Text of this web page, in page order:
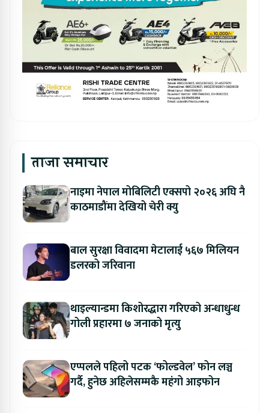
ताजा समाचार
नाइमा नेपाल मोबिलिटी एक्सपो २०२६ अघि नै
काठमाडौंमा देखियो चेरी क्यु
बाल सुरक्षा विवादमा मेटालाई ५६७ मिलियन
डलरको जरिवाना
थाइल्यान्डमा किशोरद्धारा गरिएको अन्धाधुन्ध
गोली प्रहारमा ७ जनाको मृत्यु
एप्पलले पहिलो पटक ‘फोल्डवेल’ फोन लञ्च
गर्दै, हुनेछ अहिलेसम्मकै महंगो आइफोन